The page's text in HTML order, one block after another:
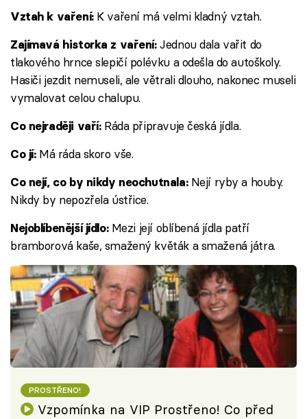
Vztah k vaření:K vaření má velmi kladný vztah.
Zajímavá historka z vaření:Jednou dala vařit do
tlakového hrnce slepičí polévku a odešla do autoškoly.
Hasiči jezdit nemuseli, ale větrali dlouho, nakonec museli
vymalovat celou chalupu.
Co nejraději vaří:Ráda připravuje česká jídla.
Co jí:Má ráda skoro vše.
Co nejí, co by nikdy neochutnala:Nejí ryby a houby.
Nikdy by nepozřela ústřice.
Nejoblíbenější jídlo:Mezi její oblíbená jídla patří
bramborová kaše, smažený květák a smažená játra.
PROSTŘENO!
Vzpomínka na VIP Prostřeno! Co před